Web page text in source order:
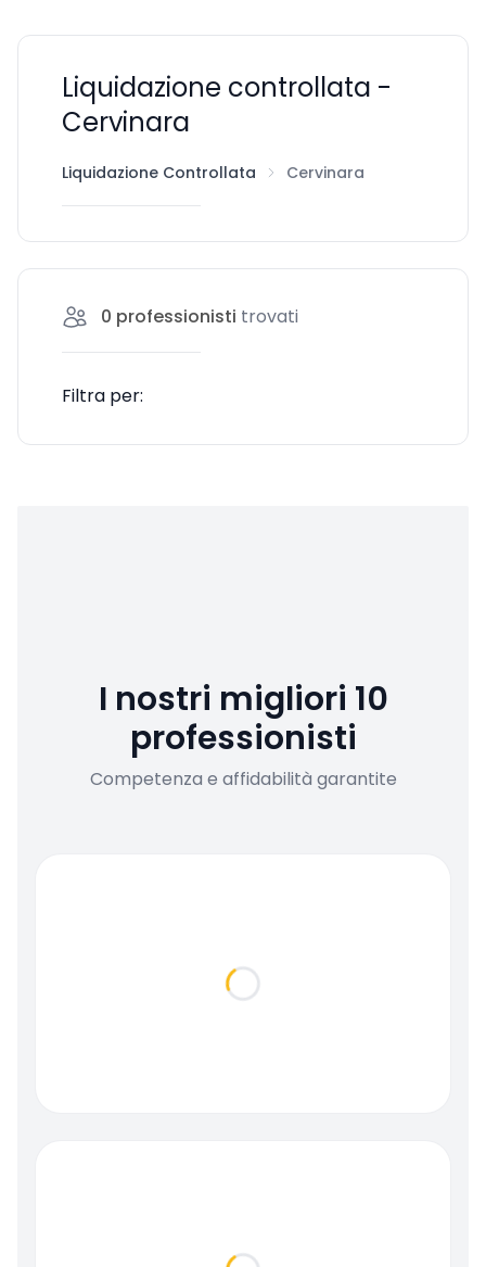
Liquidazione controllata -
Cervinara
Liquidazione Controllata Cervinara
0 professionisti trovati
Filtra per:
I nostri migliori 10
professionisti
Competenza e affidabilità garantite
Loading...